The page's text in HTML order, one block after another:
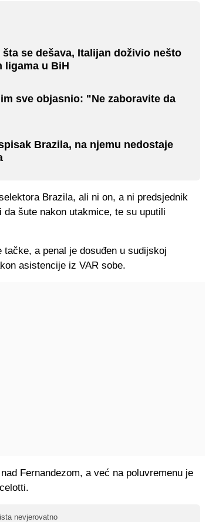
se dešava, Italijan doživio nešto
ligama u BiH
sve objasnio: "Ne zaboravite da
Brazila, na njemu nedostaje
Brazila, ali ni on, a ni predsjednik
šute nakon utakmice, te su uputili
a penal je dosuđen u sudijskoj
asistencije iz VAR sobe.
Fernandezom, a već na poluvremenu je
nevjerovatno